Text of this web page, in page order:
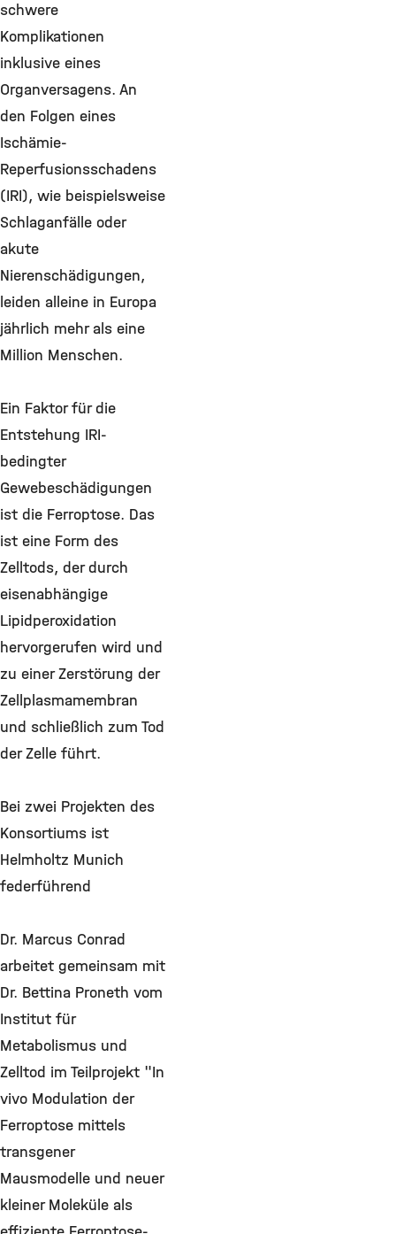
schwere
Komplikationen
inklusive eines
Organversagens. An
den Folgen eines
Ischämie-
Reperfusionsschadens
(IRI), wie beispielsweise
Schlaganfälle oder
akute
Nierenschädigungen,
leiden alleine in Europa
jährlich mehr als eine
Million Menschen.
Ein Faktor für die
Entstehung IRI-
bedingter
Gewebeschädigungen
ist die Ferroptose. Das
ist eine Form des
Zelltods, der durch
eisenabhängige
Lipidperoxidation
hervorgerufen wird und
zu einer Zerstörung der
Zellplasmamembran
und schließlich zum Tod
der Zelle führt.
Bei zwei Projekten des
Konsortiums ist
Helmholtz Munich
federführend
Dr. Marcus Conrad
arbeitet gemeinsam mit
Dr. Bettina Proneth vom
Institut für
Metabolismus und
Zelltod im Teilprojekt "In
vivo Modulation der
Ferroptose mittels
transgener
Mausmodelle und neuer
kleiner Moleküle als